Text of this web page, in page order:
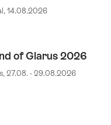
14.08.2026
of Glarus 2026
27.08. - 29.08.2026